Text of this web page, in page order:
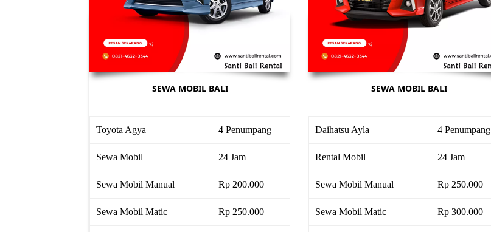
SEWA MOBIL BALI
Toyota Agya 4 Penumpang
Sewa Mobil 24 Jam
Sewa Mobil Manual Rp 200.000
Sewa Mobil Matic Rp 250.000
SEWA MOBIL BALI
Daihatsu Ayla 4 Penumpang
Rental Mobil 24 Jam
Sewa Mobil Manual Rp 250.000
Sewa Mobil Matic Rp 300.000